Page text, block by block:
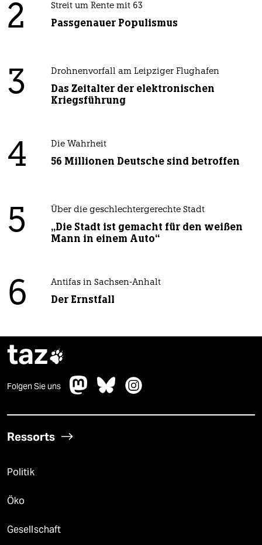
2 Streit um Rente mit 63
Passgenauer Populismus
3 Drohnenvorfall am Leipziger Flughafen
Das Zeitalter der elektronischen
Kriegsführung
4 Die Wahrheit
56 Millionen Deutsche sind betroffen
5 Über die geschlechtergerechte Stadt
„Die Stadt ist gemacht für den weißen
Mann in einem Auto“
6 Antifas in Sachsen-Anhalt
Der Ernstfall
taz
Folgen Sie uns
Ressorts
Politik
Öko
Gesellschaft